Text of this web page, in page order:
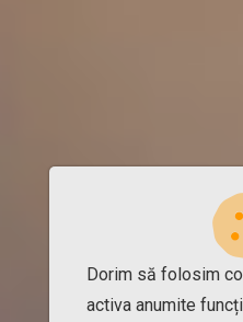
Dorim să folosim
activa anumite